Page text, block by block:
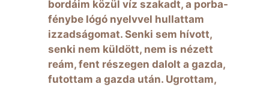
bordáim közül víz szakadt, a porba-
fénybe lógó nyelvvel hullattam
izzadságomat. Senki sem hívott,
senki nem küldött, nem is nézett
reám, fent részegen dalolt a gazda,
futottam a gazda után. Ugrottam,